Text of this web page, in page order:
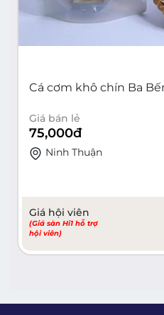
Cá cơm khô chín Ba
Giá bán lẻ
75,000đ
Ninh Thuận
Giá hội viên
(Giá sàn Hi1 hỗ trợ
hội viên)